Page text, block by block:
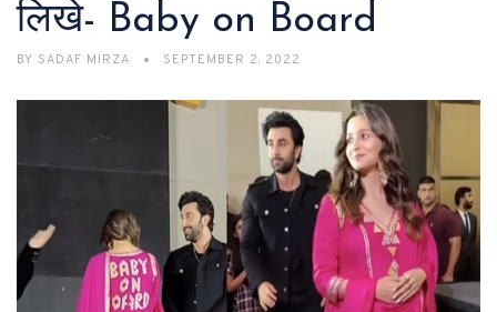
लिखे- Baby on Board
BY SADAF MIRZA SEPTEMBER 2, 2022